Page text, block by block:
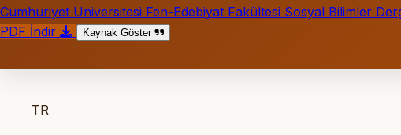
Cumhuriyet Üniversitesi Fen-Edebiyat Fakültesi Sosyal Bilimler
PDF İndir
Kaynak Göster
TR